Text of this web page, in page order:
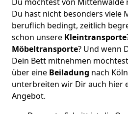
Du hast nicht besonders viele
beruflich bedingt, zeitlich
schon unsere Kleintransporte
Möbeltransporte? Und wenn
Dein Bett mitnehmen
über eine Beiladung nach
unterbreiten wir Dir auch hier
Angebot.